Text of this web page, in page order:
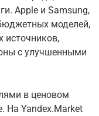
Apple и Samsung,
моделей,
с улучшенными
в ценовом
На Yandex.Market